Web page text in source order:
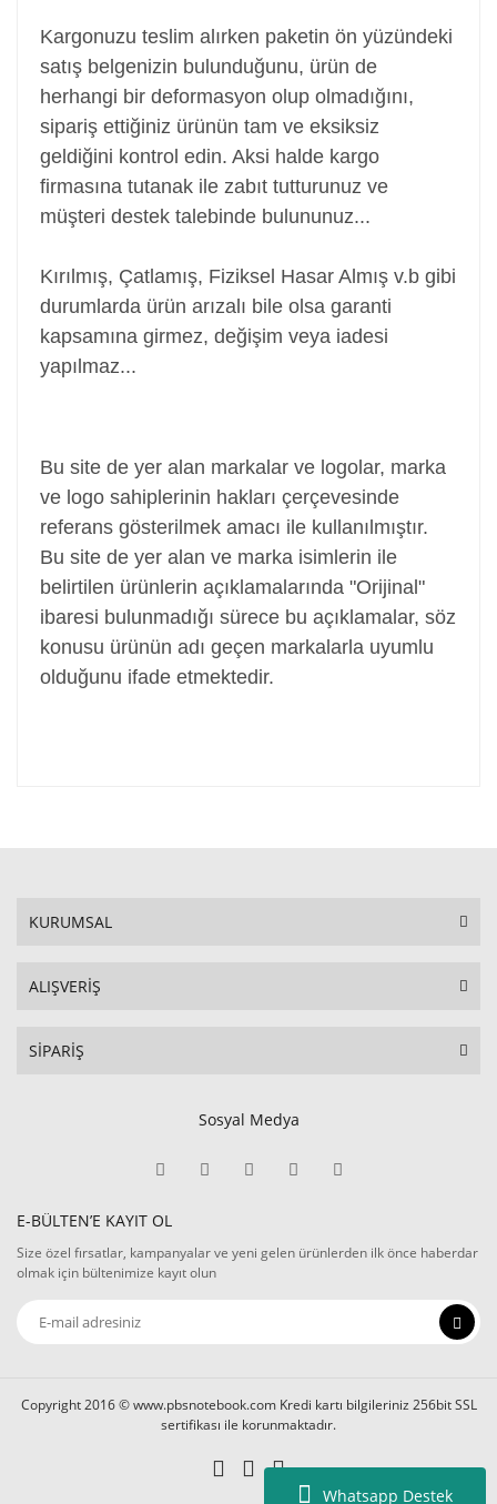
Whatsapp Destek
Kargonuzu teslim alırken paketin ön yüzündeki
satış belgenizin bulunduğunu, ürün de
herhangi bir deformasyon olup olmadığını,
sipariş ettiğiniz ürünün tam ve eksiksiz
geldiğini kontrol edin. Aksi halde kargo
firmasına tutanak ile zabıt tutturunuz ve
müşteri destek talebinde bulununuz...
Kırılmış, Çatlamış, Fiziksel Hasar Almış v.b gibi
durumlarda ürün arızalı bile olsa garanti
kapsamına girmez, değişim veya iadesi
yapılmaz...
Bu site de yer alan markalar ve logolar, marka
ve logo sahiplerinin hakları çerçevesinde
referans gösterilmek amacı ile kullanılmıştır.
Bu site de yer alan ve marka isimlerin ile
belirtilen ürünlerin açıklamalarında "Orijinal"
ibaresi bulunmadığı sürece bu açıklamalar, söz
konusu ürünün adı geçen markalarla uyumlu
olduğunu ifade etmektedir.
KURUMSAL
ALIŞVERİŞ
SİPARİŞ
Sosyal Medya
E-BÜLTEN’E KAYIT OL
Size özel fırsatlar, kampanyalar ve yeni gelen ürünlerden ilk önce haberdar
olmak için bültenimize kayıt olun
Copyright 2016 © www.pbsnotebook.com Kredi kartı bilgileriniz 256bit SSL
sertifikası ile korunmaktadır.